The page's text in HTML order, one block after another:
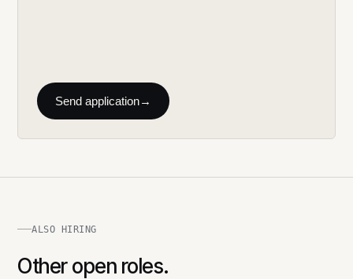
Send application→
ALSO HIRING
Other open roles.